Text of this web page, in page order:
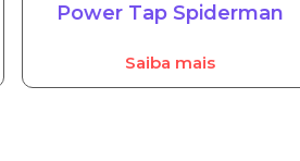
Power Tap Spiderman
Saiba mais